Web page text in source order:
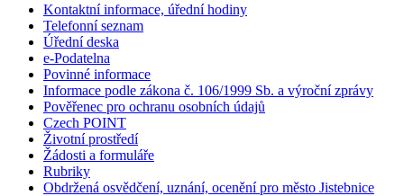
Kontaktní informace, úřední hodiny
Telefonní seznam
Úřední deska
e-Podatelna
Povinné informace
Informace podle zákona č. 106/1999 Sb. a výroční zprávy
Pověřenec pro ochranu osobních údajů
Czech POINT
Životní prostředí
Žádosti a formuláře
Rubriky
Obdržená osvědčení, uznání, ocenění pro město Jistebnice